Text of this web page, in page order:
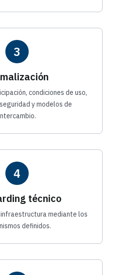
3
condiciones de uso,
y modelos de
4
técnico
mediante los
definidos.